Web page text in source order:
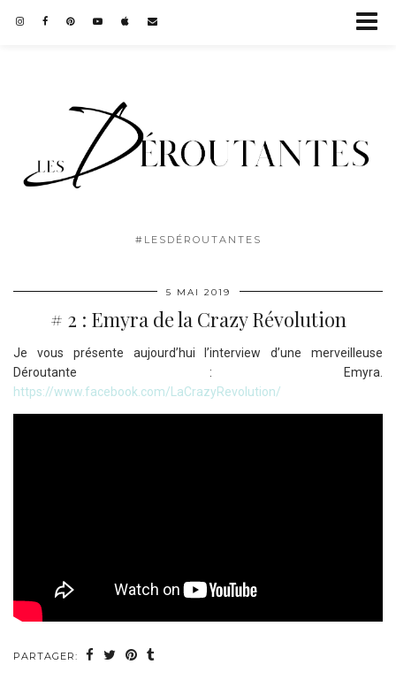
#LESDÉROUTANTES
5 MAI 2019
# 2 : Emyra de la Crazy Révolution
Je vous présente aujourd’hui l’interview d’une merveilleuse
Déroutante : Emyra.
https://www.facebook.com/LaCrazyRevolution/
PARTAGER: